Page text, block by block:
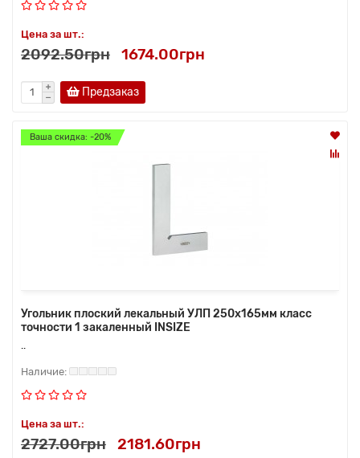
Цена за шт.:
2092.50грн 1674.00грн
Предзаказ
Ваша скидка: -20%
Угольник плоский лекальный УЛП 250х165мм класс
точности 1 закаленный INSIZE
Цена за шт.:
2727.00грн 2181.60грн